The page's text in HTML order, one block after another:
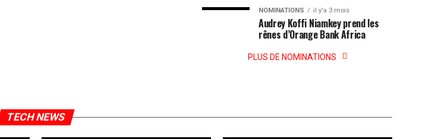
NOMINATIONS il y'a 3 mois
Audrey Koffi Niamkey prend les
rênes d’Orange Bank Africa
PLUS DE NOMINATIONS
TECH NEWS